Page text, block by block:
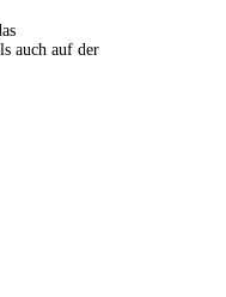
auch auf der